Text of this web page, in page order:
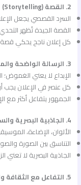
2. القصة (Storytelling)
السرد القصصي يجعل
القصة الجيدة تُظهر
كل إعلان ناجح يحكي
3. الرسالة الواضحة والمركّزة
الإبداع لا يعني
كل عنصر في الإعلان يجب
الجمهور يتفاعل أكثر مع
4. الجاذبية البصرية والسمعية
الألوان، الإضاءة،
التناسق بين الصورة
الجاذبية البصرية لا
5. التفاعل مع الثقافة والمشاعر الإنسانية